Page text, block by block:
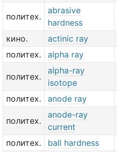
политех.
abrasive
hardness
кино.
actinic ray
политех.
alpha ray
политех.
alpha-ray
isotope
политех. anode ray
политех.
anode-ray
current
политех. ball hardness